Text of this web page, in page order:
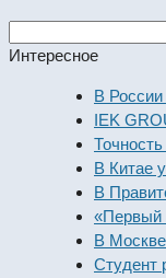
this
Интересное
В России
IEK GROUP
Точность и
В Китае
В
«Первый
В Москве
Студент